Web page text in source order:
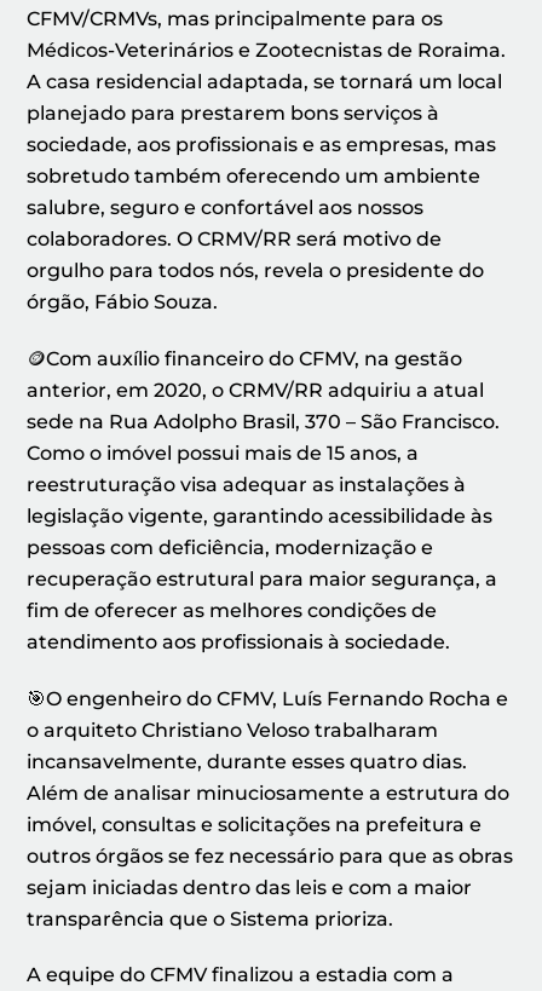
CFMV/CRMVs, mas principalmente para os
Médicos-Veterinários e Zootecnistas de Roraima.
A casa residencial adaptada, se tornará um local
planejado para prestarem bons serviços à
sociedade, aos profissionais e as empresas, mas
sobretudo também oferecendo um ambiente
salubre, seguro e confortável aos nossos
colaboradores. O CRMV/RR será motivo de
orgulho para todos nós, revela o presidente do
órgão, Fábio Souza.
🪙Com auxílio financeiro do CFMV, na gestão
anterior, em 2020, o CRMV/RR adquiriu a atual
sede na Rua Adolpho Brasil, 370 – São Francisco.
Como o imóvel possui mais de 15 anos, a
reestruturação visa adequar as instalações à
legislação vigente, garantindo acessibilidade às
pessoas com deficiência, modernização e
recuperação estrutural para maior segurança, a
fim de oferecer as melhores condições de
atendimento aos profissionais à sociedade.
🎯O engenheiro do CFMV, Luís Fernando Rocha e
o arquiteto Christiano Veloso trabalharam
incansavelmente, durante esses quatro dias.
Além de analisar minuciosamente a estrutura do
imóvel, consultas e solicitações na prefeitura e
outros órgãos se fez necessário para que as obras
sejam iniciadas dentro das leis e com a maior
transparência que o Sistema prioriza.
A equipe do CFMV finalizou a estadia com a